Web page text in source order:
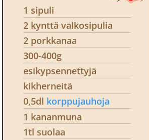
1 sipuli
2 kynttä valkosipulia
2 porkkanaa
300-400g
esikypsennettyjä
kikherneitä
0,5dl korppujauhoja
1 kananmuna
1tl suolaa